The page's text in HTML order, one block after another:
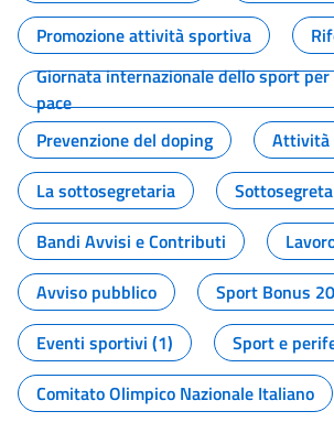
Promozione attività sportiva
Giornata internazionale dello sport
pace
Prevenzione del doping
Attività
La sottosegretaria
Bandi Avvisi e Contributi
Avviso pubblico
Sport Bonus
Eventi sportivi (1)
Sport e
Comitato Olimpico Nazionale Italiano